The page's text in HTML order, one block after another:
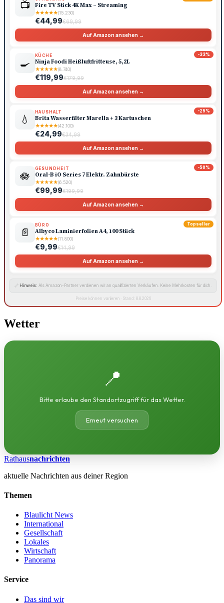
📺 Fire TV Stick 4K Max – Streaming
★★★★★(15.230)
€44,99€69,99
Auf Amazon ansehen →
-33%
🍳
KÜCHE
Ninja Foodi Heißluftfritteuse, 5,2L
★★★★★(8.740)
€119,99€179,99
Auf Amazon ansehen →
-29%
💧
HAUSHALT
Brita Wasserfilter Marella + 3 Kartuschen
★★★★★(42.100)
€24,99€34,99
Auf Amazon ansehen →
-50%
🪷
GESUNDHEIT
Oral-B iO Series 7 Elektr. Zahnbürste
★★★★★(6.520)
€99,99€199,99
Auf Amazon ansehen →
Topseller
📄
BÜRO
Albyco Laminierfolien A4, 100 Stück
★★★★★(11.800)
€9,99€14,99
Auf Amazon ansehen →
🔗 Hinweis: Als Amazon-Partner verdienen wir an qualifizierten Verkäufen. Keine Mehrkosten für dich.
Preise können variieren · Stand: 8.8.2026
Wetter
📍
Bitte erlaube den Standortzugriff für das Wetter.
Erneut versuchen
Rathausnachrichten
aktuelle Nachrichten aus deiner Region
Themen
Blaulicht News
International
Gesellschaft
Lokales
Wirtschaft
Panorama
Service
Das sind wir